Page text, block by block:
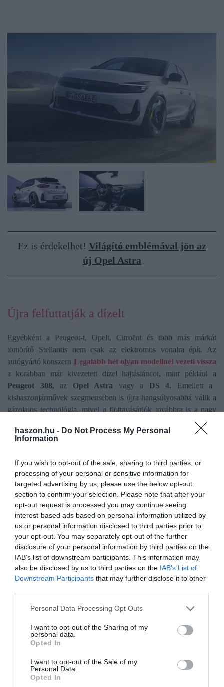
haszon.hu - Do Not Process My Personal
Information
If you wish to opt-out of the sale, sharing to third parties, or
processing of your personal or sensitive information for
targeted advertising by us, please use the below opt-out
section to confirm your selection. Please note that after your
opt-out request is processed you may continue seeing
interest-based ads based on personal information utilized by
us or personal information disclosed to third parties prior to
your opt-out. You may separately opt-out of the further
disclosure of your personal information by third parties on the
IAB’s list of downstream participants. This information may
also be disclosed by us to third parties on the IAB’s List of
Downstream Participants that may further disclose it to other
Please note that this website/app uses one or more Google
not limited to your visit or usage behaviour. You may click to
grant or deny consent to Google and its third-party tags to
use your data for below specified purposes in below Google
consent section.
Personal Data Processing Opt Outs
I want to opt-out of the Sharing of my
personal data.
Opted In
I want to opt-out of the Sale of my
Personal Data.
Opted In
Ez is érdekelhet! Világító emblémával jön az
új Opel Astra
Újra felfuttatják a dízelt
Egyébként a Peugeot-t, Opelt, Citroënt és több más márkát
tömörítő Stellantis nem csak az elektromos vonalra épít. Az
autógyártó konszern Legalább hét olyan modellnél vezeti vissza
a korábban már kivezetett dízel hajtásláncot, mint például a
Peugeot 308, az Opel Astra vagy a DS 4. Emellett a
kishaszonjárművek szegmensében is újra hangsúlyosabbá válik a
gázolajos technológia, mivel a flottavásárlók továbbra is a nagy
A vállalat hivatalos közleménye szerint „a vásárlói igényekre
esetekben bővítik is a dízelkínálatot.
Míg a kínai versenytársak főként elektromos és benzines hibrid
modellekkel érkeznek, a Stellantis a dízelmotorokkal tudja
megkülönböztetni magát és kiszolgálni a sokat utazó európai
vásárlókat.
Korábban a csoport 2030-ra teljes elektromos átállást ígért
Európában, ám az év elején bejelentett lépés azt jelzi, hogy a belső
égésű motorok kivezetése a tervezettnél lassabb folyamat lesz.
Iparági információk szerint a jövőben a hajtásláncokat érintő
módosításokkal igyekeznek növelni a modellek megbízhatóságát.
Magyar árat kapott a legnagyobb Opel, a
Grandland